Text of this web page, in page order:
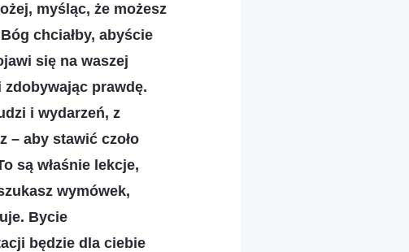
myśląc, że możesz
chciałby, abyście
się na waszej
prawdę.
i wydarzeń, z
– aby stawić czoło
są właśnie lekcje,
wymówek,
Bycie
będzie dla ciebie